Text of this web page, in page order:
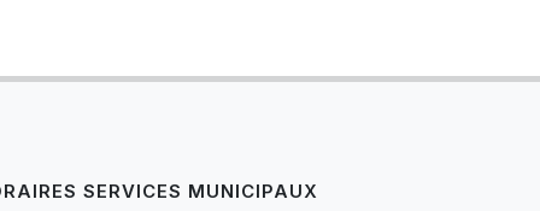
SERVICES MUNICIPAUX